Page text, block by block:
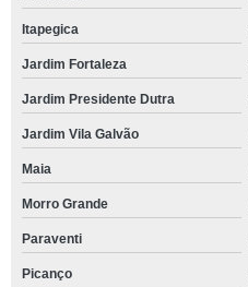
Itapegica
Jardim Fortaleza
Jardim Presidente Dutra
Jardim Vila Galvão
Maia
Morro Grande
Paraventi
Picanço